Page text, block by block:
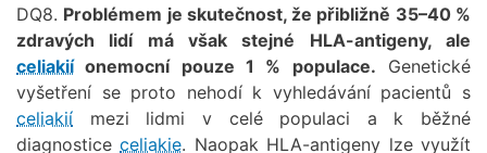
DQ8. Problémem je skutečnost, že přibližně 35–40 %
zdravých lidí má však stejné HLA-antigeny, ale
celiakiíonemocní pouze 1 % populace. Genetické
vyšetření se proto nehodí k vyhledávání pacientů s
celiakií mezi lidmi v celé populaci a k běžné
diagnosticeceliakie. Naopak HLA-antigeny lze využít